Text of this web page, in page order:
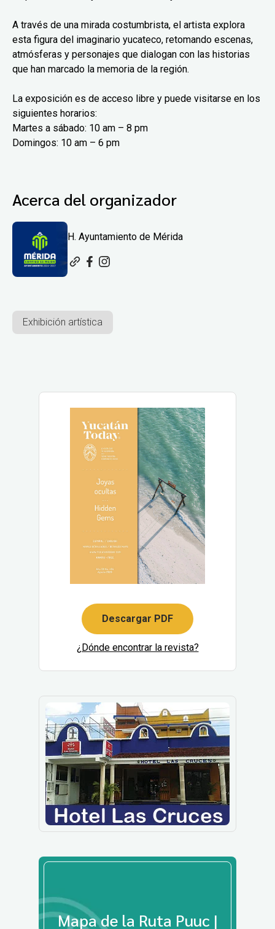
A través de una mirada costumbrista, el artista explora
esta figura del imaginario yucateco, retomando escenas,
atmósferas y personajes que dialogan con las historias
que han marcado la memoria de la región.
La exposición es de acceso libre y puede visitarse en los
siguientes horarios:
Martes a sábado: 10 am – 8 pm
Domingos: 10 am – 6 pm
Acerca del organizador
H. Ayuntamiento de Mérida
Exhibición artística
Descargar PDF
¿Dónde encontrar la revista?
Mapa de la Ruta Puuc |